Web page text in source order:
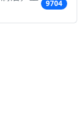
9704